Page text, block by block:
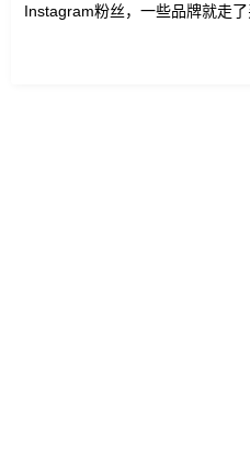
Instagram粉丝，一些品牌就走